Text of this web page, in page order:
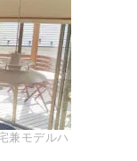
兼モデルハ